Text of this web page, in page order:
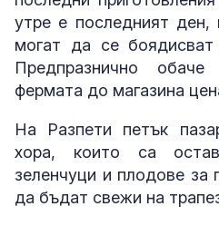
утре е последният ден,
могат да се боядисват
Предпразнично
фермата до магазина
На Разпети петък
хора, които са
зеленчуци и плодове за
да бъдат свежи на